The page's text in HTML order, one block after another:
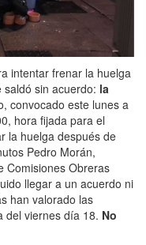
intentar frenar la huelga
sin acuerdo: la
convocado este lunes a
hora fijada para el
la huelga después de
Pedro Morán,
Comisiones Obreras
llegar a un acuerdo ni
han valorado las
del viernes día 18. No